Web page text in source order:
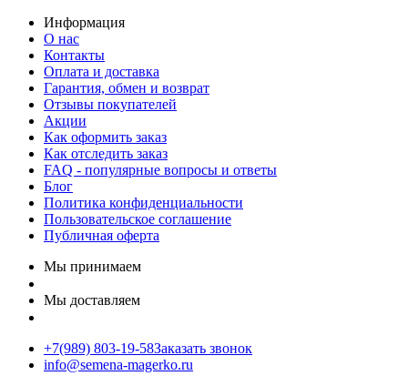
Информация
О нас
Контакты
Оплата и доставка
Гарантия, обмен и возврат
Отзывы покупателей
Акции
Как оформить заказ
Как отследить заказ
FAQ - популярные вопросы и ответы
Блог
Политика конфиденциальности
Пользовательское соглашение
Публичная оферта
Мы принимаем
Мы доставляем
+7(989) 803-19-58Заказать звонок
info@semena-magerko.ru